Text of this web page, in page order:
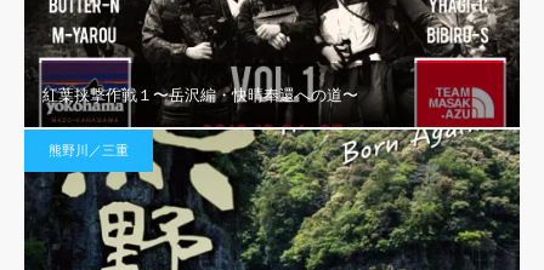
紅葉挟撃作戦１〜岳沢編・快晴奉還への道〜
熊野川／三重